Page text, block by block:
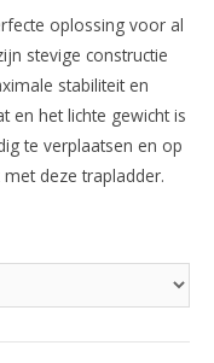
oplossing voor al
stevige constructie
stabiliteit en
en het lichte gewicht is
te verplaatsen en op
deze trapladder.